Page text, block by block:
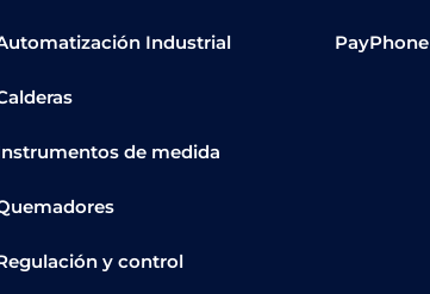
Industrial
de medida
y control
PayPhone